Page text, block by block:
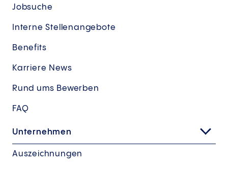
Jobsuche
Interne Stellenangebote
Benefits
Karriere News
Rund ums Bewerben
FAQ
Unternehmen
Auszeichnungen